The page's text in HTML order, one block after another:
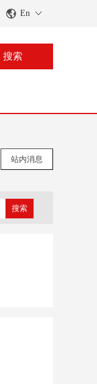
En
搜索
站内消息
搜索